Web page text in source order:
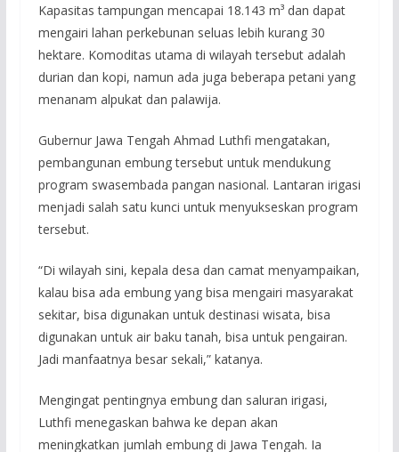
Kapasitas tampungan mencapai 18.143 m³ dan dapat
mengairi lahan perkebunan seluas lebih kurang 30
hektare. Komoditas utama di wilayah tersebut adalah
durian dan kopi, namun ada juga beberapa petani yang
menanam alpukat dan palawija.
Gubernur Jawa Tengah Ahmad Luthfi mengatakan,
pembangunan embung tersebut untuk mendukung
program swasembada pangan nasional. Lantaran irigasi
menjadi salah satu kunci untuk menyukseskan program
tersebut.
“Di wilayah sini, kepala desa dan camat menyampaikan,
kalau bisa ada embung yang bisa mengairi masyarakat
sekitar, bisa digunakan untuk destinasi wisata, bisa
digunakan untuk air baku tanah, bisa untuk pengairan.
Jadi manfaatnya besar sekali,” katanya.
Mengingat pentingnya embung dan saluran irigasi,
Luthfi menegaskan bahwa ke depan akan
meningkatkan jumlah embung di Jawa Tengah. Ia